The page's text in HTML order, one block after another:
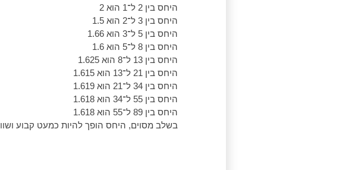
היחס בין 2 ל־1 הוא 2
היחס בין 3 ל־2 הוא 1.5
היחס בין 5 ל־3 הוא 1.66
היחס בין 8 ל־5 הוא 1.6
היחס בין 13 ל־8 הוא 1.625
היחס בין 21 ל־13 הוא 1.615
היחס בין 34 ל־21 הוא 1.619
היחס בין 55 ל־34 הוא 1.618
היחס בין 89 ל־55 הוא 1.618
בשלב מסוים, היחס הופך להיות כמעט קבוע ושווה בקירוב